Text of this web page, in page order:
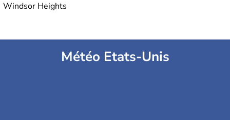
Windsor Heights
Météo Etats-Unis